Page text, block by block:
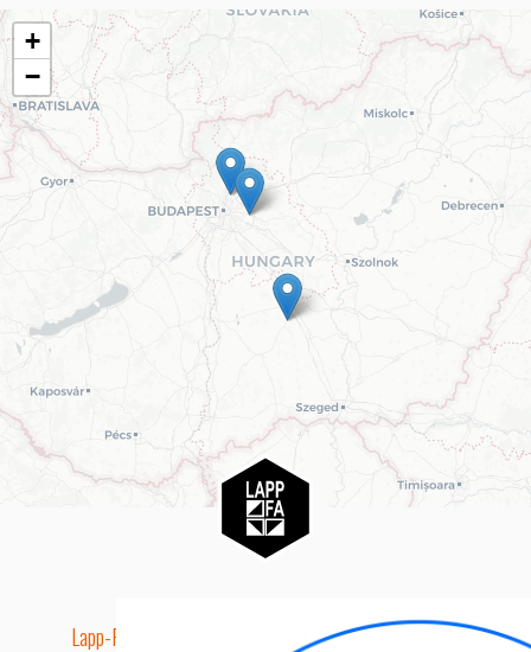
+
−
Lapp-Fa EUTR technikai azonosító száma: AA5849163